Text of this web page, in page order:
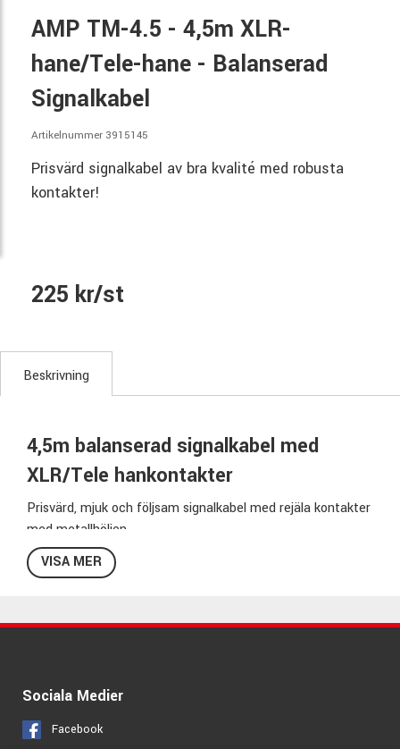
AMP TM-4.5 - 4,5m XLR-
hane/Tele-hane - Balanserad
Signalkabel
Artikelnummer 3915145
Prisvärd signalkabel av bra kvalité med robusta
kontakter!
225 kr/st
Beskrivning
4,5m balanserad signalkabel med
XLR/Tele hankontakter
Prisvärd, mjuk och följsam signalkabel med rejäla kontakter
med metallhöljen.
Bra signalåtergivning till ett bra pris!
Kabellängd:4,5m
Kabelfärg:Svart
Modellbeteckning:
Pris per styck
VISA MER
Sociala Medier
Facebook